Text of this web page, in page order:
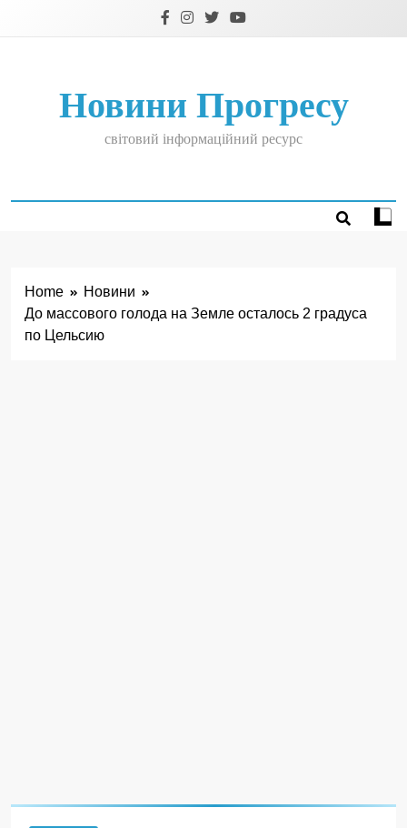
Новини Прогресу
світовий інформаційний ресурс
Home
Новини
До массового голода на Земле осталось 2 градуса
по Цельсию